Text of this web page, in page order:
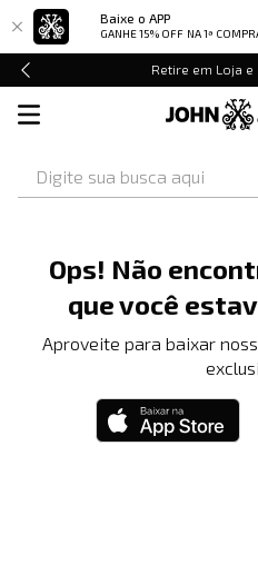
Baixe o APP
GANHE 15% OFF NA 1ª
Retire em Loja e
Ops! Não
que você
Aproveite para baixar